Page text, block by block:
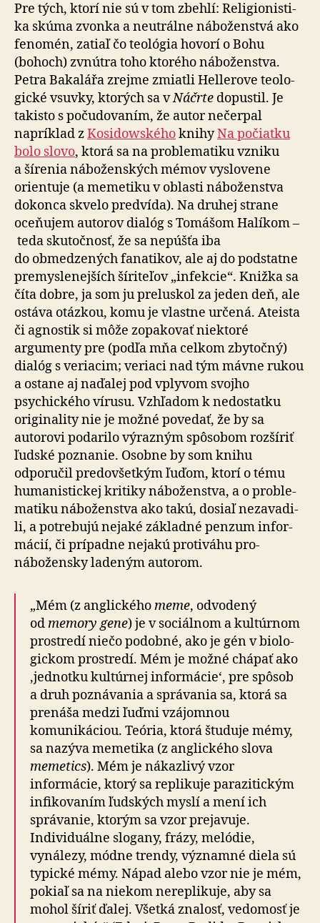
Pre tých, ktorí nie sú v tom zbehlí: Re­li­gio­nis­ti­
ka skúma zvonka a ne­utrálne náboženstvá ako
fenomén, zatiaľ čo teo­ló­gia hovorí o Bohu
(bohoch) zvnútra toho ktorého náboženstva.
Petra Bakalářa zrejme zmiatli Hellerove teo­lo­
gické vsuvky, ktorých sa vNáčrte dopustil. Je
takisto s po­ču­do­va­ním, že autor nečerpal
napríklad zKosidowskéhoknihyNa počiatku
bolo slovo, ktorá sa na prob­le­ma­ti­ku vzniku
a ší­re­nia náboženských mémov vyslovene
orientuje (a memetiku v oblasti náboženstva
dokonca skvelo predvída). Na druhej strane
oceňujem autorov dialóg s Tomášom Halíkom –
teda skutočnosť, že sa nepúšťa iba
do obmedzených fanatikov, ale aj do podstatne
premyslenejších šíriteľov „infekcie“. Knižka sa
číta dobre, ja som ju preluskol za jeden deň, ale
ostáva otázkou, komu je vlastne určená. Ateista
či agnostik si môže zopakovať niektoré
argumenty pre (podľa mňa celkom zbytočný)
dialóg s veriacim; veriaci nad tým mávne rukou
a ostane aj naďalej pod vplyvom svojho
psychického vírusu. Vzhľadom k nedostatku
originality nie je možné povedať, že by sa
autorovi podarilo výrazným spôsobom rozšíriť
ľudské poznanie. Osobne by som knihu
odporučil predovšetkým ľuďom, ktorí o tému
humanistickej kritiky náboženstva, a o prob­le­
ma­ti­ku náboženstva ako takú, dosiaľ ne­za­va­di­
li, a potre­bu­jú nejaké základné penzum infor­
mácií, či prípadne nejakú protiváhu pro-
nábožensky ladeným autorom.
„Mém (z anglickéhomeme, odvodený
odmemory gene) je v sociálnom a kul­túr­nom
prostredí niečo podobné, ako je gén v bio­lo­
gic­kom prostredí. Mém je možné chápať ako
‚jednotku kultúrnej informácie‘, pre spôsob
a druh poznávania a správania sa, ktorá sa
prenáša medzi ľuďmi vzájomnou
komunikáciou. Teória, ktorá študuje mémy,
sa nazýva memetika (z anglického slova
memetics). Mém je nákazlivý vzor
informácie, ktorý sa replikuje parazitickým
infikovaním ľudských myslí a mení ich
správanie, ktorým sa vzor prejavuje.
Individuálne slogany, frázy, melódie,
vynálezy, módne trendy, významné diela sú
typické mémy. Nápad alebo vzor nie je mém,
pokiaľ sa na niekom nereplikuje, aby sa
mohol šíriť ďalej. Všetká znalosť, vedomosť je